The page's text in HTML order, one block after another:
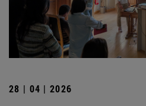
28 | 04 | 2026